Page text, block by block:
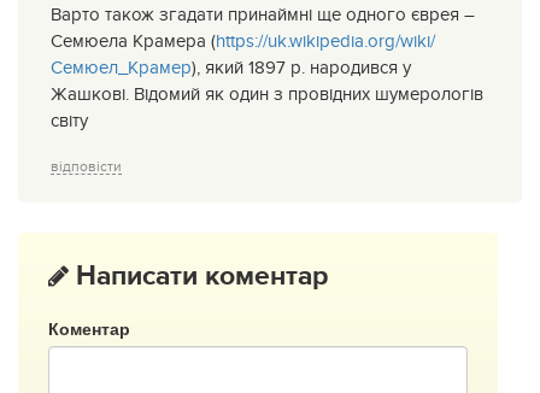
Варто також згадати принаймні ще одного єврея –
Семюела Крамера (https://uk.wikipedia.org/wiki/
Семюел_Крамер), який 1897 р. народився у
Жашкові. Відомий як один з провідних шумерологів
світу
відповісти
Написати коментар
Коментар